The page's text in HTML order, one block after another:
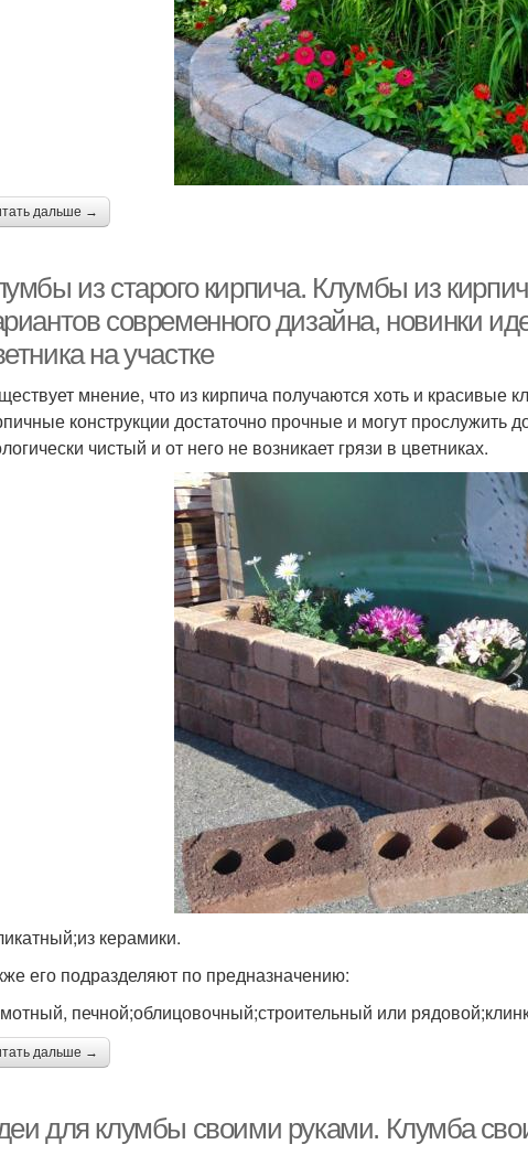
дальше →
из старого кирпича. Клумбы из
современного дизайна, новинки
на участке
мнение, что из кирпича получаются хоть и красивые
конструкции достаточно прочные и могут
чистый и от него не возникает грязи в цветниках.
керамики.
его подразделяют по предназначению:
печной;облицовочный;строительный или
дальше →
для клумбы своими руками. Клумба